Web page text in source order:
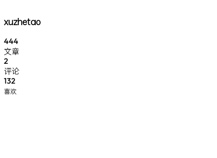
xuzhetao
444
文章
2
评论
132
喜欢